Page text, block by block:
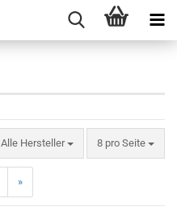
Alle Hersteller 8 pro Seite
»